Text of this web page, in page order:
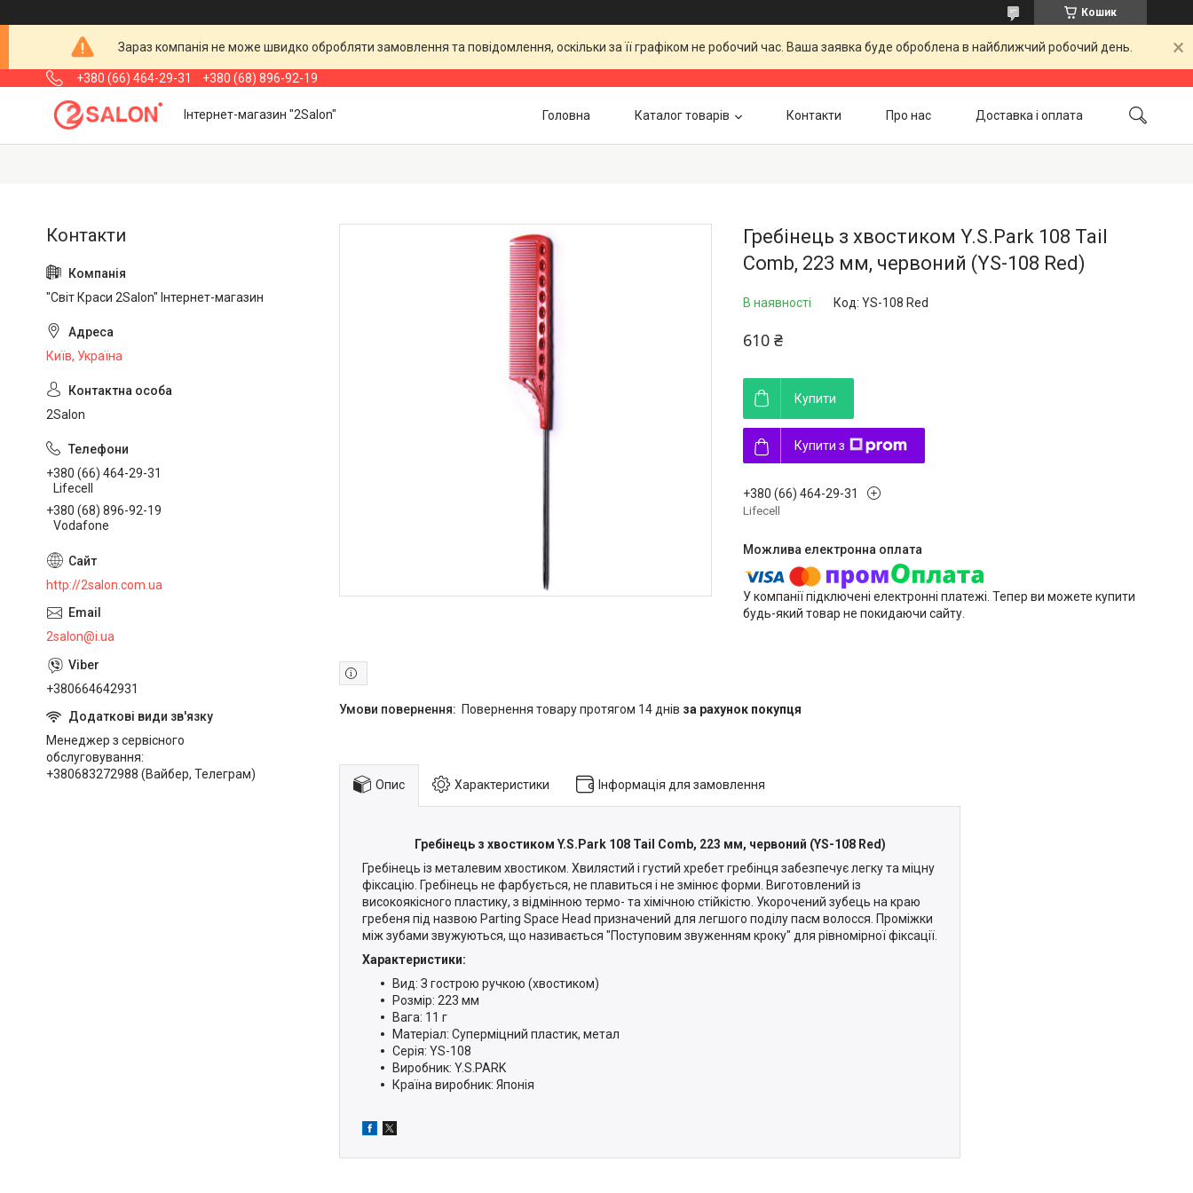
Кошик
Зараз компанія не може швидко обробляти замовлення та повідомлення, оскільки за її графіком не робочий час. Ваша заявка буде оброблена в найближчий робочий день.
+380 (66) 464-29-31 +380 (68) 896-92-19
Інтернет-магазин "2Salon" Головна Каталог товарів Контакти Про нас Доставка і оплата
Гребінець з хвостиком Y.S.Park 108 Tail
Comb, 223 мм, червоний (YS-108 Red)
В наявності Код: YS-108 Red
610 ₴
Купити
Купити з
+380 (66) 464-29-31
Lifecell
У компанії підключені електронні платежі. Тепер ви можете купити
будь-який товар не покидаючи сайту.
повернення товару протягом 14 днів за рахунок покупця
Опис Характеристики Інформація для замовлення
Гребінець з хвостиком Y.S.Park 108 Tail Comb, 223 мм, червоний (YS-108 Red)
Гребінець із металевим хвостиком. Хвилястий і густий хребет гребінця забезпечує легку та міцну
фіксацію. Гребінець не фарбується, не плавиться і не змінює форми. Виготовлений із
високоякісного пластику, з відмінною термо- та хімічною стійкістю. Укорочений зубець на краю
гребеня під назвою Parting Space Head призначений для легшого поділу пасм волосся. Проміжки
між зубами звужуються, що називається "Поступовим звуженням кроку" для рівномірної фіксації.
Характеристики:
Вид: З гострою ручкою (хвостиком)
Розмір: 223 мм
Вага: 11 г
Матеріал: Суперміцний пластик, метал
Серія: YS-108
Виробник: Y.S.PARK
Країна виробник: Японія
"Світ Краси 2Salon" Інтернет-магазин
Київ, Україна
2Salon
+380 (66) 464-29-31
Lifecell
+380 (68) 896-92-19
Vodafone
http://2salon.com.ua
2salon@i.ua
+380664642931
Менеджер з сервісного
обслуговування
+380683272988 (Вайбер, Телеграм)